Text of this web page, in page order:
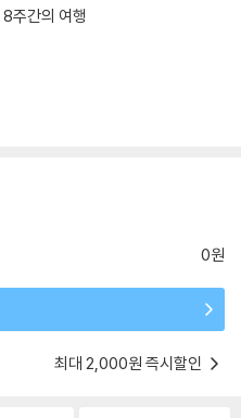
주간의 여행
0원
최대 2,000원 즉시할인